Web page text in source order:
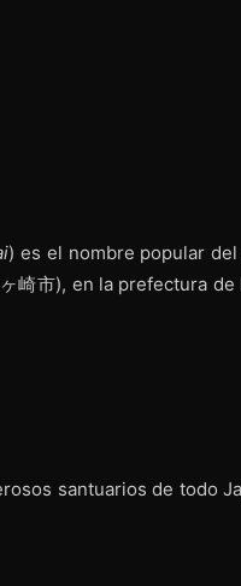
) es el nombre popular del
崎市), en la prefectura de
santuarios de todo